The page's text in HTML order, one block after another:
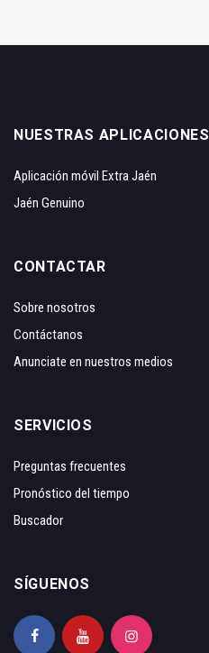
NUESTRAS APLICACIONES
Aplicación móvil Extra Jaén
Jaén Genuino
CONTACTAR
Sobre nosotros
Contáctanos
Anunciate en nuestros medios
SERVICIOS
Preguntas frecuentes
Pronóstico del tiempo
Buscador
SÍGUENOS